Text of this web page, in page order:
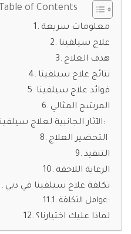
Table of Contents
معلومات سريعة
علاج سيلفينا
هدف العلاج
نتائج علاج سيلفينا
فوائد علاج سيلفينا
المرشح المثالي
الآثار الجانبية لعلاج سيلفينا والقيود:
التنفيذ
الرعاية اللاحقة
تكلفة علاج سيلفينا في دبي
عوامل التكلفة:
لماذا عليك اختيارنا؟